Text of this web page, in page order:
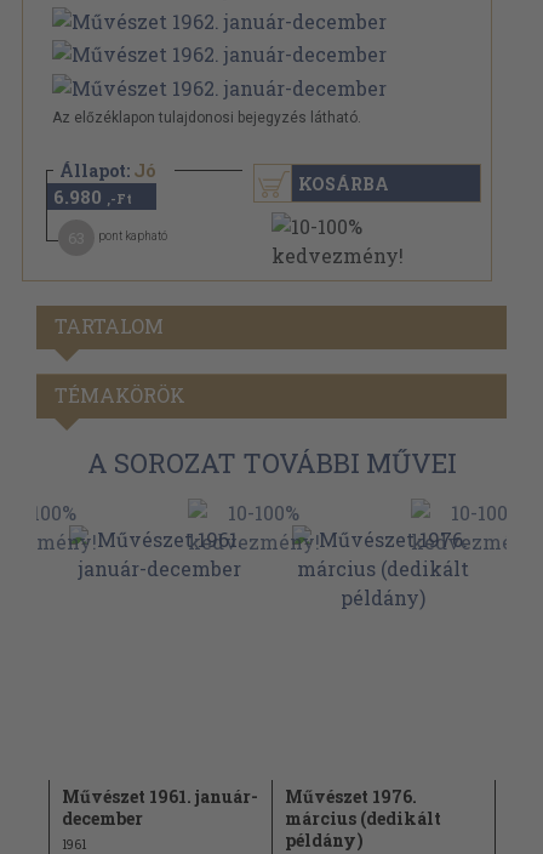
Az előzéklapon tulajdonosi bejegyzés látható.
Állapot: Jó
6.980 ,-Ft
pont kapható
KOSÁRBA
TARTALOM
TÉMAKÖRÖK
A SOROZAT TOVÁBBI MŰVEI
Művészet 1961. január-
december
1961
Művészet 1976.
március (dedikált
példány)